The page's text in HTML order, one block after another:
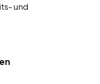
und